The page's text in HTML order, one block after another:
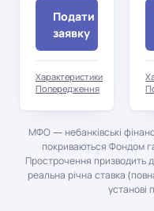
Подати
заявку
Характеристики
Попередження
МФО — небанківські
покриваються Фондом
Прострочення призводить
реальна річна ставка